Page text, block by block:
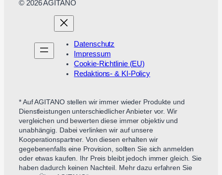
© 2026 AGITANO
Datenschutz
Impressum
Cookie-Richtlinie (EU)
Redaktions- & KI-Policy
* Auf AGITANO stellen wir immer wieder Produkte und
Dienstleistungen unterschiedlicher Anbieter vor. Wir
vergleichen und bewerten diese immer objektiv und
unabhängig. Dabei verlinken wir auf unsere
Kooperationspartner. Von diesen erhalten wir
gegebenenfalls eine Provision, sollten Sie sich anmelden
oder etwas kaufen. Ihr Preis bleibt jedoch immer gleich. Sie
haben dadurch keinen Nachteil. Mehr dazu erfahren Sie